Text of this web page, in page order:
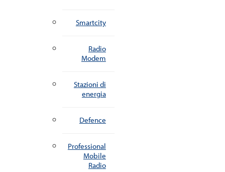
Smartcity
Radio
Modem
Stazioni di
energia
Defence
Professional
Mobile
Radio